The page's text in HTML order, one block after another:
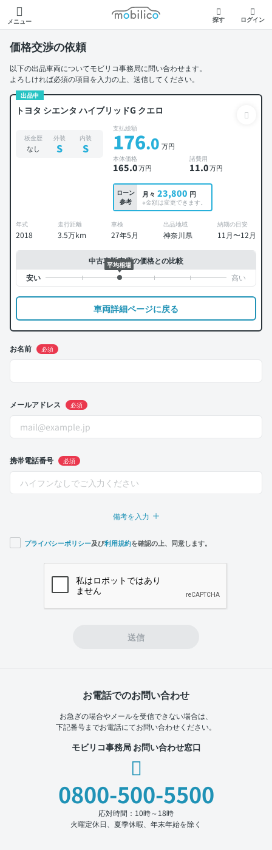
メニュー
モビリコ
探す ログイン
価格交渉の依頼
以下の出品車両についてモビリコ事務局に問い合わせます。
よろしければ必須の項目を入力の上、送信してください。
出品中
トヨタ シエンタ ハイブリッドG クエロ
板金歴
なし
外装
S
内装
S
支払総額
176.0 万円
本体価格
165.0万円
諸費用
11.0万円
ローン
参考
月々 23,800 円
※金額は変更できます。
年式
2018
走行距離
3.5万km
車検
27年5月
出品地域
神奈川県
納期の目安
11月〜12月
中古車販売店の価格との比較
平均相場
車両詳細ページに戻る
お名前 必須
メールアドレス 必須
携帯電話番号 必須
備考を入力
プライバシーポリシー及び利用規約を確認の上、同意します。
送信
お電話でのお問い合わせ
お急ぎの場合やメールを受信できない場合は、
下記番号までお電話にてお問い合わせください。
モビリコ事務局 お問い合わせ窓口
0800-500-5500
応対時間：10時～18時
火曜定休日、夏季休暇、年末年始を除く